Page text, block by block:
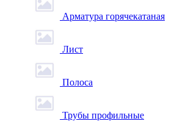
Арматура горячекатаная
Лист
Полоса
Трубы профильные